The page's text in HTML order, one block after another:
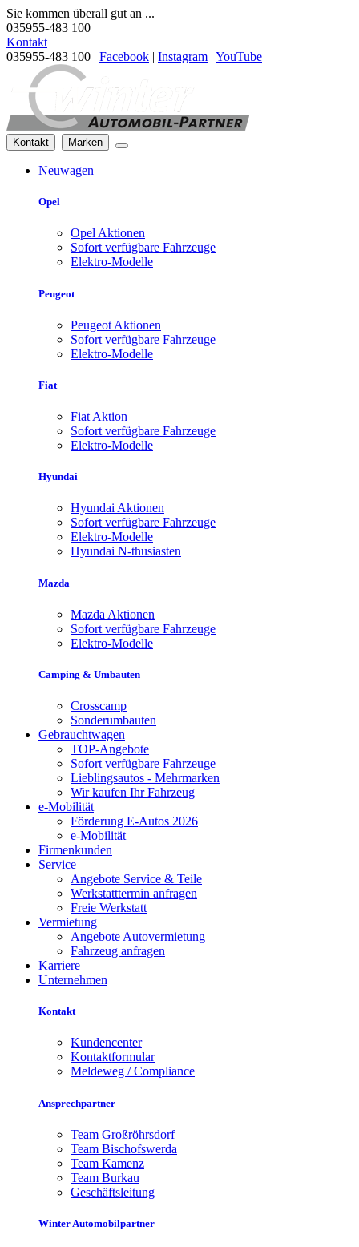
Sie kommen überall gut an ...
035955-483 100
Kontakt
035955-483 100 | Facebook | Instagram | YouTube
Kontakt Marken
Neuwagen
Opel
Opel Aktionen
Sofort verfügbare Fahrzeuge
Elektro-Modelle
Peugeot
Peugeot Aktionen
Sofort verfügbare Fahrzeuge
Elektro-Modelle
Fiat
Fiat Aktion
Sofort verfügbare Fahrzeuge
Elektro-Modelle
Hyundai
Hyundai Aktionen
Sofort verfügbare Fahrzeuge
Elektro-Modelle
Hyundai N-thusiasten
Mazda
Mazda Aktionen
Sofort verfügbare Fahrzeuge
Elektro-Modelle
Camping & Umbauten
Crosscamp
Sonderumbauten
Gebrauchtwagen
TOP-Angebote
Sofort verfügbare Fahrzeuge
Lieblingsautos - Mehrmarken
Wir kaufen Ihr Fahrzeug
e-Mobilität
Förderung E-Autos 2026
e-Mobilität
Firmenkunden
Service
Angebote Service & Teile
Werkstatttermin anfragen
Freie Werkstatt
Vermietung
Angebote Autovermietung
Fahrzeug anfragen
Karriere
Unternehmen
Kontakt
Kundencenter
Kontaktformular
Meldeweg / Compliance
Ansprechpartner
Team Großröhrsdorf
Team Bischofswerda
Team Kamenz
Team Burkau
Geschäftsleitung
Winter Automobilpartner